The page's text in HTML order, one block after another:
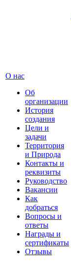
О нас
Об
организации
История
создания
Цели и
задачи
Территория
и Природа
Контакты и
реквизиты
Руководство
Вакансии
Как
добраться
Вопросы и
ответы
Награды и
сертификаты
Отзывы